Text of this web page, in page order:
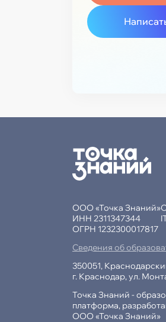
ООО «Точка Знаний»
ИНН 2311347344
ОГРН 1232300017817
Сведения об
350051,
г. Краснодар, ул.
Точка Знаний -
платформа,
ООО «Точка Знаний»